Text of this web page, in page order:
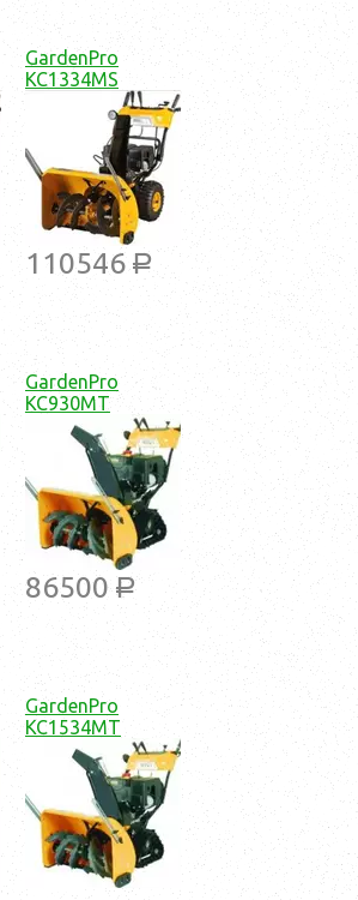
GardenPro
KC1334MS
110546 a
GardenPro
KC930MT
86500 a
GardenPro
KC1534MT